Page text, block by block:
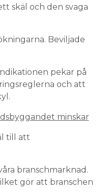
skäl och den svaga
Beviljade
pekar på
och att
minskar
till att
branschmarknad.
gör att branschen